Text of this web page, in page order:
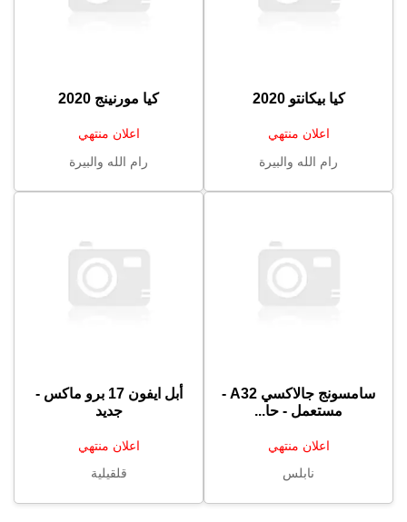
كيا بيكانتو 2020
اعلان منتهي
رام الله والبيرة
كيا مورنينج 2020
اعلان منتهي
رام الله والبيرة
سامسونج جالاكسي A32 -
مستعمل - حا...
اعلان منتهي
نابلس
أبل ايفون 17 برو ماكس -
جديد
اعلان منتهي
قلقيلية